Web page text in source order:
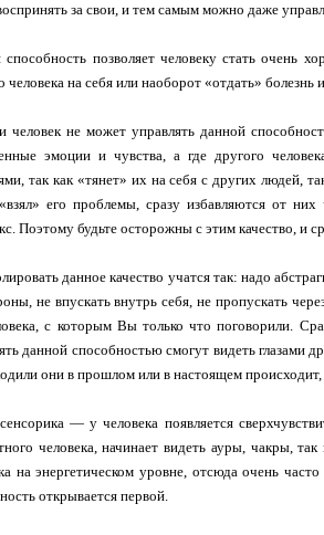
за свои, и тем самым можно даже
способность позволяет человеку стать очень
человека на себя или наоборот «отдать»
человек не может управлять данной
эмоции и чувства, а где другого
так как «тянет» их на себя с других людей,
его проблемы, сразу избавляются от
Поэтому будьте осторожны с этим качество, и
данное качество учатся так: надо
не впускать внутрь себя, не пропускать
с которым Вы только что поговорили.
данной способностью смогут видеть глазами
они в прошлом или в настоящем
— у человека появляется
человека, начинает видеть ауры, чакры,
на энергетическом уровне, отсюда очень
открывается первой.